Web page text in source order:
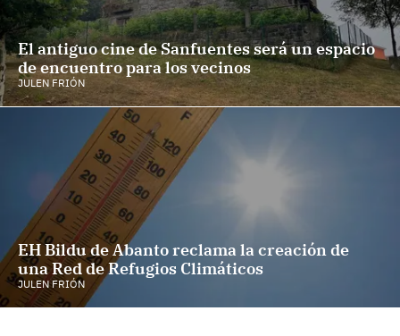
El antiguo cine de Sanfuentes será un espacio
de encuentro para los vecinos
JULEN FRIÓN
EH Bildu de Abanto reclama la creación de
una Red de Refugios Climáticos
JULEN FRIÓN